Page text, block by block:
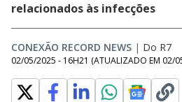
relacionados às infecções
CONEXÃO RECORD NEWS | Do R7
02/05/2025 - 16H21 (ATUALIZADO EM 02/